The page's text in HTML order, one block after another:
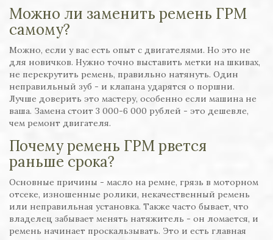
Можно ли заменить ремень ГРМ
самому?
Можно, если у вас есть опыт с двигателями. Но это не
для новичков. Нужно точно выставить метки на шкивах,
не перекрутить ремень, правильно натянуть. Один
неправильный зуб - и клапана ударятся о поршни.
Лучше доверить это мастеру, особенно если машина не
ваша. Замена стоит 3 000-6 000 рублей - это дешевле,
чем ремонт двигателя.
Почему ремень ГРМ рвется
раньше срока?
Основные причины - масло на ремне, грязь в моторном
отсеке, изношенные ролики, некачественный ремень
или неправильная установка. Также часто бывает, что
владелец забывает менять натяжитель - он ломается, и
ремень начинает проскальзывать. Это и есть главная